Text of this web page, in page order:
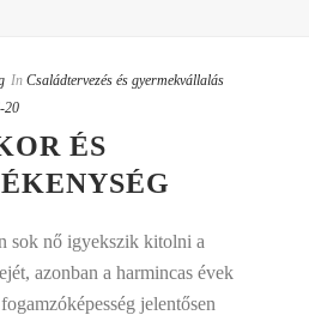
In Családtervezés és gyermekvállalás
20
ÉS
sok nő igyekszik kitolni a
azonban a harmincas évek
jelentősen